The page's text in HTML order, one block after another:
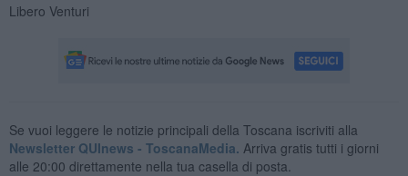
Libero Venturi
Se vuoi leggere le notizie principali della Toscana iscriviti alla
Newsletter QUInews - ToscanaMedia. Arriva gratis tutti i giorni
alle 20:00 direttamente nella tua casella di posta.